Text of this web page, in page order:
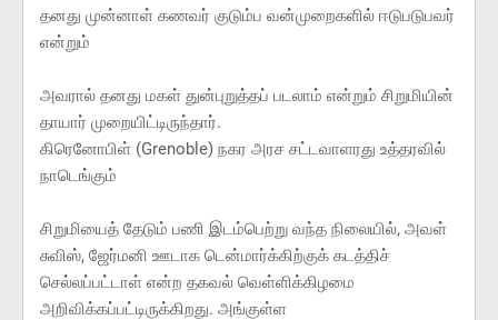
தனது முன்னாள் கணவர் குடும்ப வன்முறைகளில் ஈடுபடுபவர்
என்றும்
அவரால் தனது மகள் துன்புறுத்தப் படலாம் என்றும் சிறுமியின்
தாயார் முறையிட்டிருந்தார்.
கிரெனோபிள் (Grenoble) நகர அரச சட்டவாளரது உத்தரவில்
நாடெங்கும்
சிறுமியைத் தேடும் பணி இடம்பெற்று வந்த நிலையில், அவள்
சுவிஸ், ஜேர்மனி ஊடாக டென்மார்க்கிற்குக் கடத்திச்
செல்லப்பட்டாள் என்ற தகவல் வெள்ளிக்கிழமை
அறிவிக்கப்பட்டிருக்கிறது. அங்குள்ள